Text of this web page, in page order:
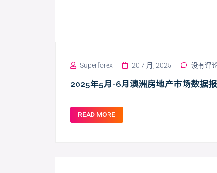
Superforex 20 7 月, 2025 没有评
2025年5月-6月澳洲房地产市场数据
READ MORE